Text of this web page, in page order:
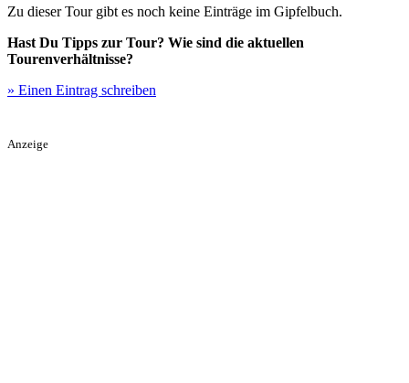
Zu dieser Tour gibt es noch keine Einträge im Gipfelbuch.
Hast Du Tipps zur Tour? Wie sind die aktuellen
Tourenverhältnisse?
» Einen Eintrag schreiben
Anzeige